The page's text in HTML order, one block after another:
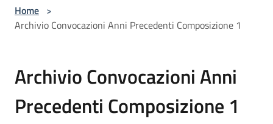
Home >
Archivio Convocazioni Anni Precedenti Composizione 1
Archivio Convocazioni Anni
Precedenti Composizione 1